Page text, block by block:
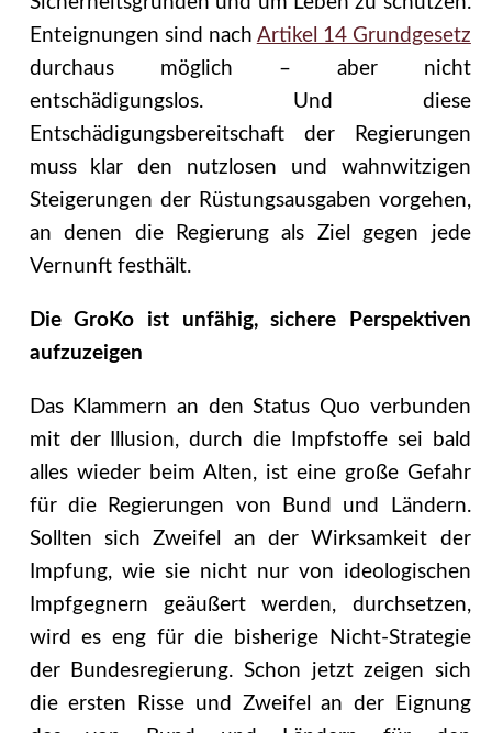
Enteignungen sind nach Artikel 14 Grundgesetz
durchaus möglich – aber nicht
entschädigungslos. Und diese
Entschädigungsbereitschaft der Regierungen
muss klar den nutzlosen und wahnwitzigen
Steigerungen der Rüstungsausgaben vorgehen,
an denen die Regierung als Ziel gegen jede
Vernunft festhält.
Die GroKo ist unfähig, sichere Perspektiven
aufzuzeigen
Das Klammern an den Status Quo verbunden
mit der Illusion, durch die Impfstoffe sei bald
alles wieder beim Alten, ist eine große Gefahr
für die Regierungen von Bund und Ländern.
Sollten sich Zweifel an der Wirksamkeit der
Impfung, wie sie nicht nur von ideologischen
Impfgegnern geäußert werden, durchsetzen,
wird es eng für die bisherige Nicht-Strategie
der Bundesregierung. Schon jetzt zeigen sich
die ersten Risse und Zweifel an der Eignung